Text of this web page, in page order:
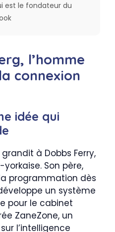
est le fondateur du
l’homme
connexion
idée qui
à Dobbs Ferry,
Son père,
programmation dès
un système
pour le cabinet
ZaneZone, un
l’intelligence